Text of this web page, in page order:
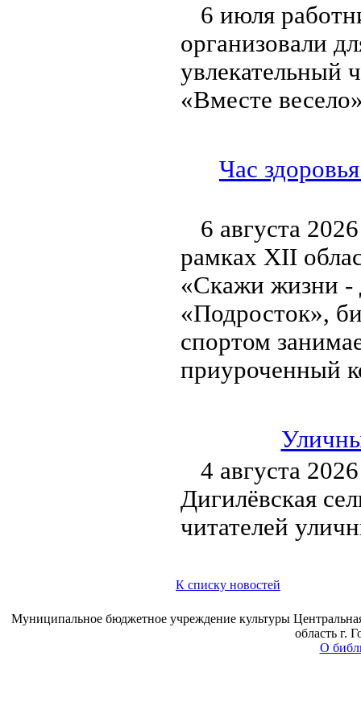
6 июля
организовали
увлекательный
«Вместе
Час
6 августа
рамках XII
«Скажи жизни -
«Подросток»,
спортом
приуроченный
4 августа
Дигилёвская
читателей
К списку новостей
Муниципальное бюджетное учреждение культуры
область г.
О